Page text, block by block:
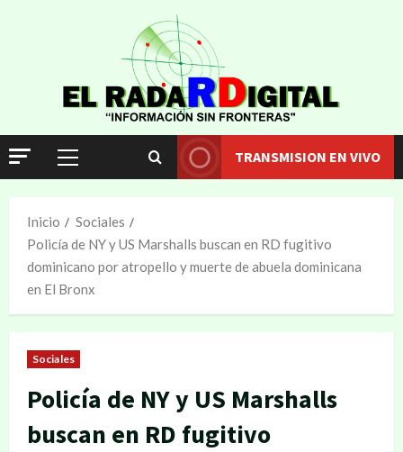
TRANSMISION EN VIVO
Inicio
Sociales
Policía de NY y US Marshalls buscan en RD fugitivo
dominicano por atropello y muerte de abuela dominicana
en El Bronx
Sociales
Policía de NY y US Marshalls
buscan en RD fugitivo